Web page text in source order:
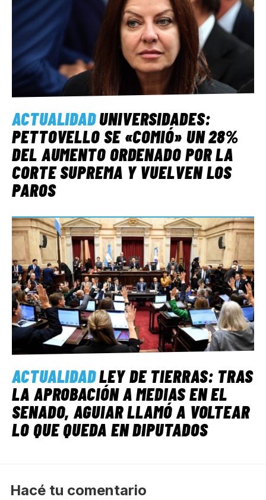
ACTUALIDADUNIVERSIDADES:
PETTOVELLO SE «COMIÓ» UN 28%
DEL AUMENTO ORDENADO POR LA
CORTE SUPREMA Y VUELVEN LOS
PAROS
ACTUALIDADLEY DE TIERRAS: TRAS
LA APROBACIÓN A MEDIAS EN EL
SENADO, AGUIAR LLAMÓ A VOLTEAR
LO QUE QUEDA EN DIPUTADOS
Hacé tu comentario